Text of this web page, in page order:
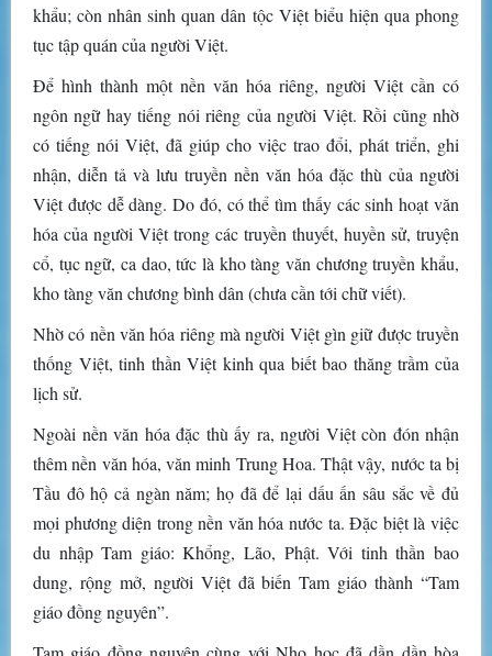
khẩu; còn nhân sinh quan dân tộc Việt biểu hiện qua phong
tục tập quán của người Việt.
Để hình thành một nền văn hóa riêng, người Việt cần có
ngôn ngữ hay tiếng nói riêng của người Việt. Rồi cũng nhờ
có tiếng nói Việt, đã giúp cho việc trao đổi, phát triển, ghi
nhận, diễn tả và lưu truyền nền văn hóa đặc thù của người
Việt được dễ dàng. Do đó, có thể tìm thấy các sinh hoạt văn
hóa của người Việt trong các truyền thuyết, huyền sử, truyện
cổ, tục ngữ, ca dao, tức là kho tàng văn chương truyền khẩu,
kho tàng văn chương bình dân (chưa cần tới chữ viết).
Nhờ có nền văn hóa riêng mà người Việt gìn giữ được truyền
thống Việt, tinh thần Việt kinh qua biết bao thăng trầm của
lịch sử.
Ngoài nền văn hóa đặc thù ấy ra, người Việt còn đón nhận
thêm nền văn hóa, văn minh Trung Hoa. Thật vậy, nước ta bị
Tầu đô hộ cả ngàn năm; họ đã để lại dấu ấn sâu sắc về đủ
mọi phương diện trong nền văn hóa nước ta. Đặc biệt là việc
du nhập Tam giáo: Khổng, Lão, Phật. Với tinh thần bao
dung, rộng mở, người Việt đã biến Tam giáo thành “Tam
giáo đồng nguyên”.